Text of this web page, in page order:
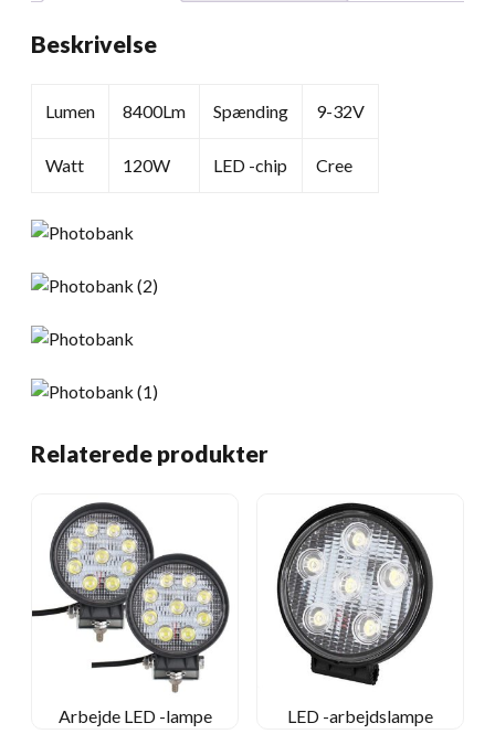
Beskrivelse
Lumen 8400Lm Spænding 9-32V
Watt 120W LED -chip Cree
Relaterede produkter
Arbejde LED -lampe LED -arbejdslampe